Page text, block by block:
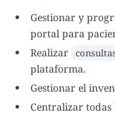
Gestionar y
portal para
Realizar
plataforma.
Gestionar el
Centralizar todas